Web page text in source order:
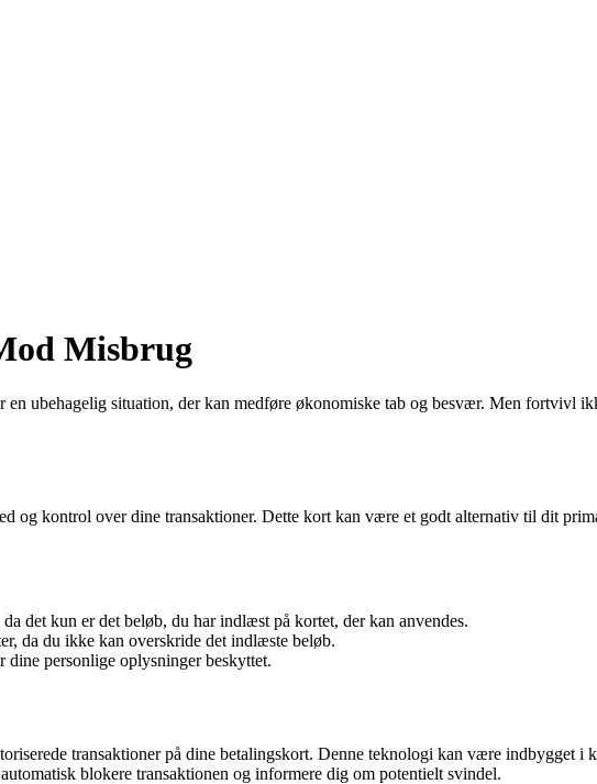
Misbrug
ubehagelig situation, der kan medføre økonomiske tab og besvær. Men fortvivl
og kontrol over dine transaktioner. Dette kort kan være et godt alternativ til dit
det kun er det beløb, du har indlæst på kortet, der kan anvendes.
da du ikke kan overskride det indlæste beløb.
personlige oplysninger beskyttet.
transaktioner på dine betalingskort. Denne teknologi kan være indbygget i
blokere transaktionen og informere dig om potentielt svindel.